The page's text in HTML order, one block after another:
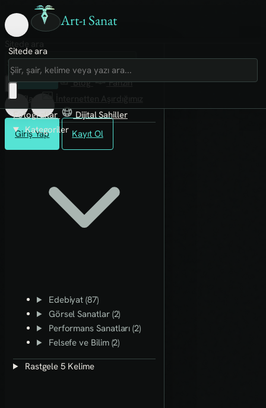
Art-ı Sanat
Giriş Yap Kayıt Ol
Sitede ara
Art-ı Sosyal
İmece
Kütüphane
Blog
Fanzin
Rafları
Fotoğraflar
Dijital Sahiller
Kategoriler
Edebiyat (87)
Görsel Sanatlar (2)
Performans Sanatları (2)
Felsefe ve Bilim (2)
Rastgele 5 Kelime